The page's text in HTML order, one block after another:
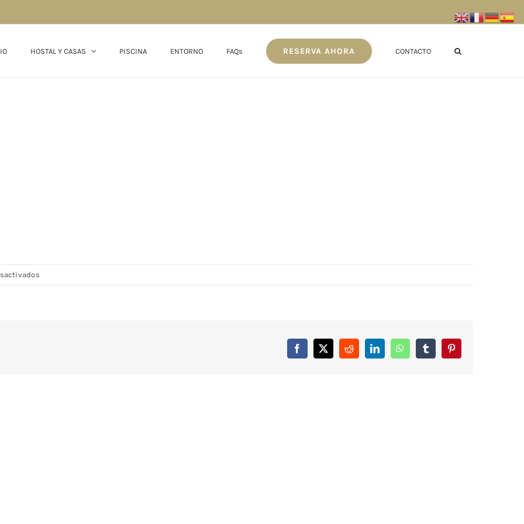
HOSTAL Y CASAS PISCINA ENTORNO FAQs RESERVA AHORA CONTACTO
en
Facebook
X RedditLinkedInWhatsAppTumblrPinterest